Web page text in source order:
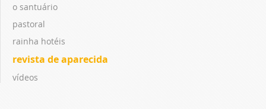
o santuário
pastoral
rainha hotéis
revista de aparecida
vídeos